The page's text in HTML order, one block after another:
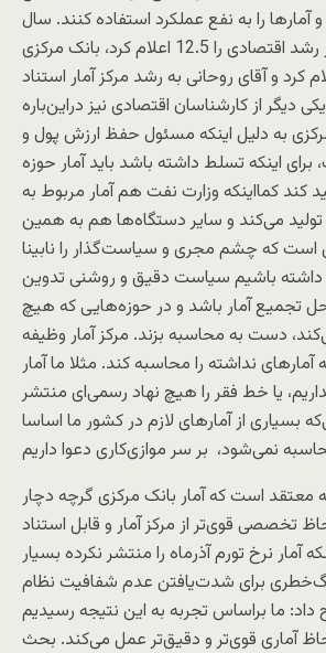
را به نفع عملکرد استفاده کنند. سال
95 هم مرکز آمار رشد اقتصادی را 12.5 اعلام کرد، بانک مرکزی
اعلام کرد و آقای روحانی به رشد مرکز آمار استناد
دیگر از کارشناسان اقتصادی نیز دراین‌باره
به دلیل اینکه مسئول حفظ ارزش پول و
اینکه تسلط داشته باشد باید آمار حوزه
کند کمااینکه وزارت نفت هم آمار مربوط به
می‌کند و سایر دستگاه‌ها هم به همین
است که چشم مجری و سیاست‌گذار را نابینا
داشته باشیم سیاست دقیق و روشنی تدوین
تجمیع آمار باشد و در حوزه‌هایی که هیچ
دست به محاسبه بزند. مرکز آمار وظیفه
نداشته را محاسبه کند. مثلا ما آمار
یا خط فقر را هیچ نهاد رسمی‌ای منتشر
بسیاری از آمارهای لازم در کشور ما اساسا
معتقد است که آمار بانک مرکزی گرچه دچار
تخصصی قوی‌تر از مرکز آمار و قابل استناد
آمار نرخ تورم آذرماه را منتشر نکرده بسیار
برای شدت‌یافتن عدم شفافیت نظام
ما براساس تجربه به این نتیجه رسیدیم
آماری قوی‌تر و دقیق‌تر عمل می‌کند. بحث